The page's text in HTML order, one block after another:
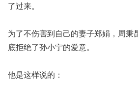
了过来。
为了不伤害到自己的妻子郑娟，周秉
底拒绝了孙小宁的爱意。
他是这样说的：